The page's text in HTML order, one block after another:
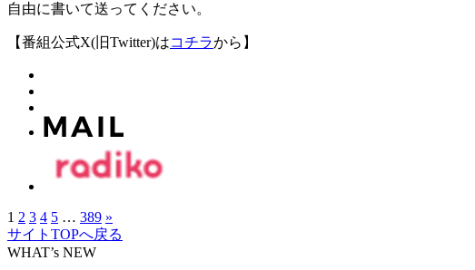
自由に書いて送ってください。
【番組公式X(旧Twitter)はコチラから】
1 2 3 4 5 … 389 »
サイトTOPへ戻る
WHAT’s NEW